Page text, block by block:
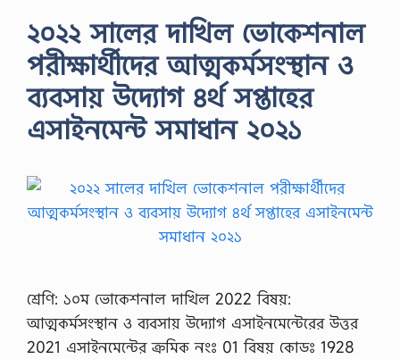
২০২২ সালের দাখিল ভোকেশনাল
পরীক্ষার্থীদের আত্মকর্মসংস্থান ও
ব্যবসায় উদ্যোগ ৪র্থ সপ্তাহের
এসাইনমেন্ট সমাধান ২০২১
শ্রেণি: ১০ম ভোকেশনাল দাখিল 2022 বিষয়:
আত্মকর্মসংস্থান ও ব্যবসায় উদ্যোগ এসাইনমেন্টেরের উত্তর
2021 এসাইনমেন্টের ক্রমিক নংঃ 01 বিষয় কোডঃ 1928